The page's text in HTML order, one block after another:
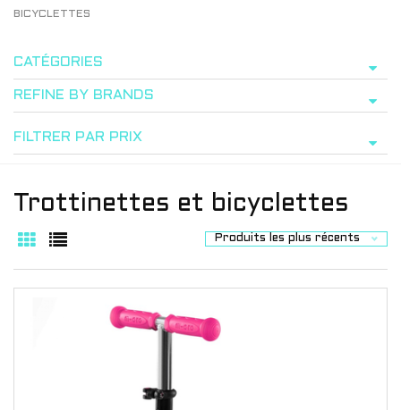
BICYCLETTES
CATÉGORIES
REFINE BY BRANDS
FILTRER PAR PRIX
Trottinettes et bicyclettes
Produits les plus récents